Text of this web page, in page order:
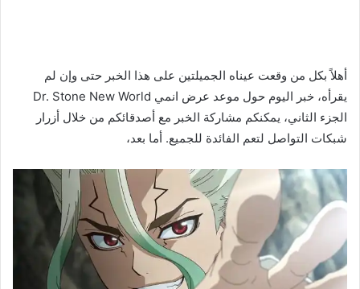
أهلاً بكل من وقعت عيناه الجميلتين على هذا الخبر حتى وإن لم
يقرأه، خبر اليوم حول موعد عرض انمي Dr. Stone New World
الجزء الثاني، يمكنكم مشاركة الخبر مع أصدقائكم من خلال أزرار
شبكات التواصل لتعم الفائدة للجميع. أما بعد،